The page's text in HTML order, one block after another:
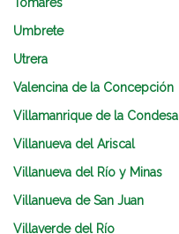
Umbrete
Utrera
Valencina de la Concepción
Villamanrique de la Condesa
Villanueva del Ariscal
Villanueva del Río y Minas
Villanueva de San Juan
Villaverde del Río